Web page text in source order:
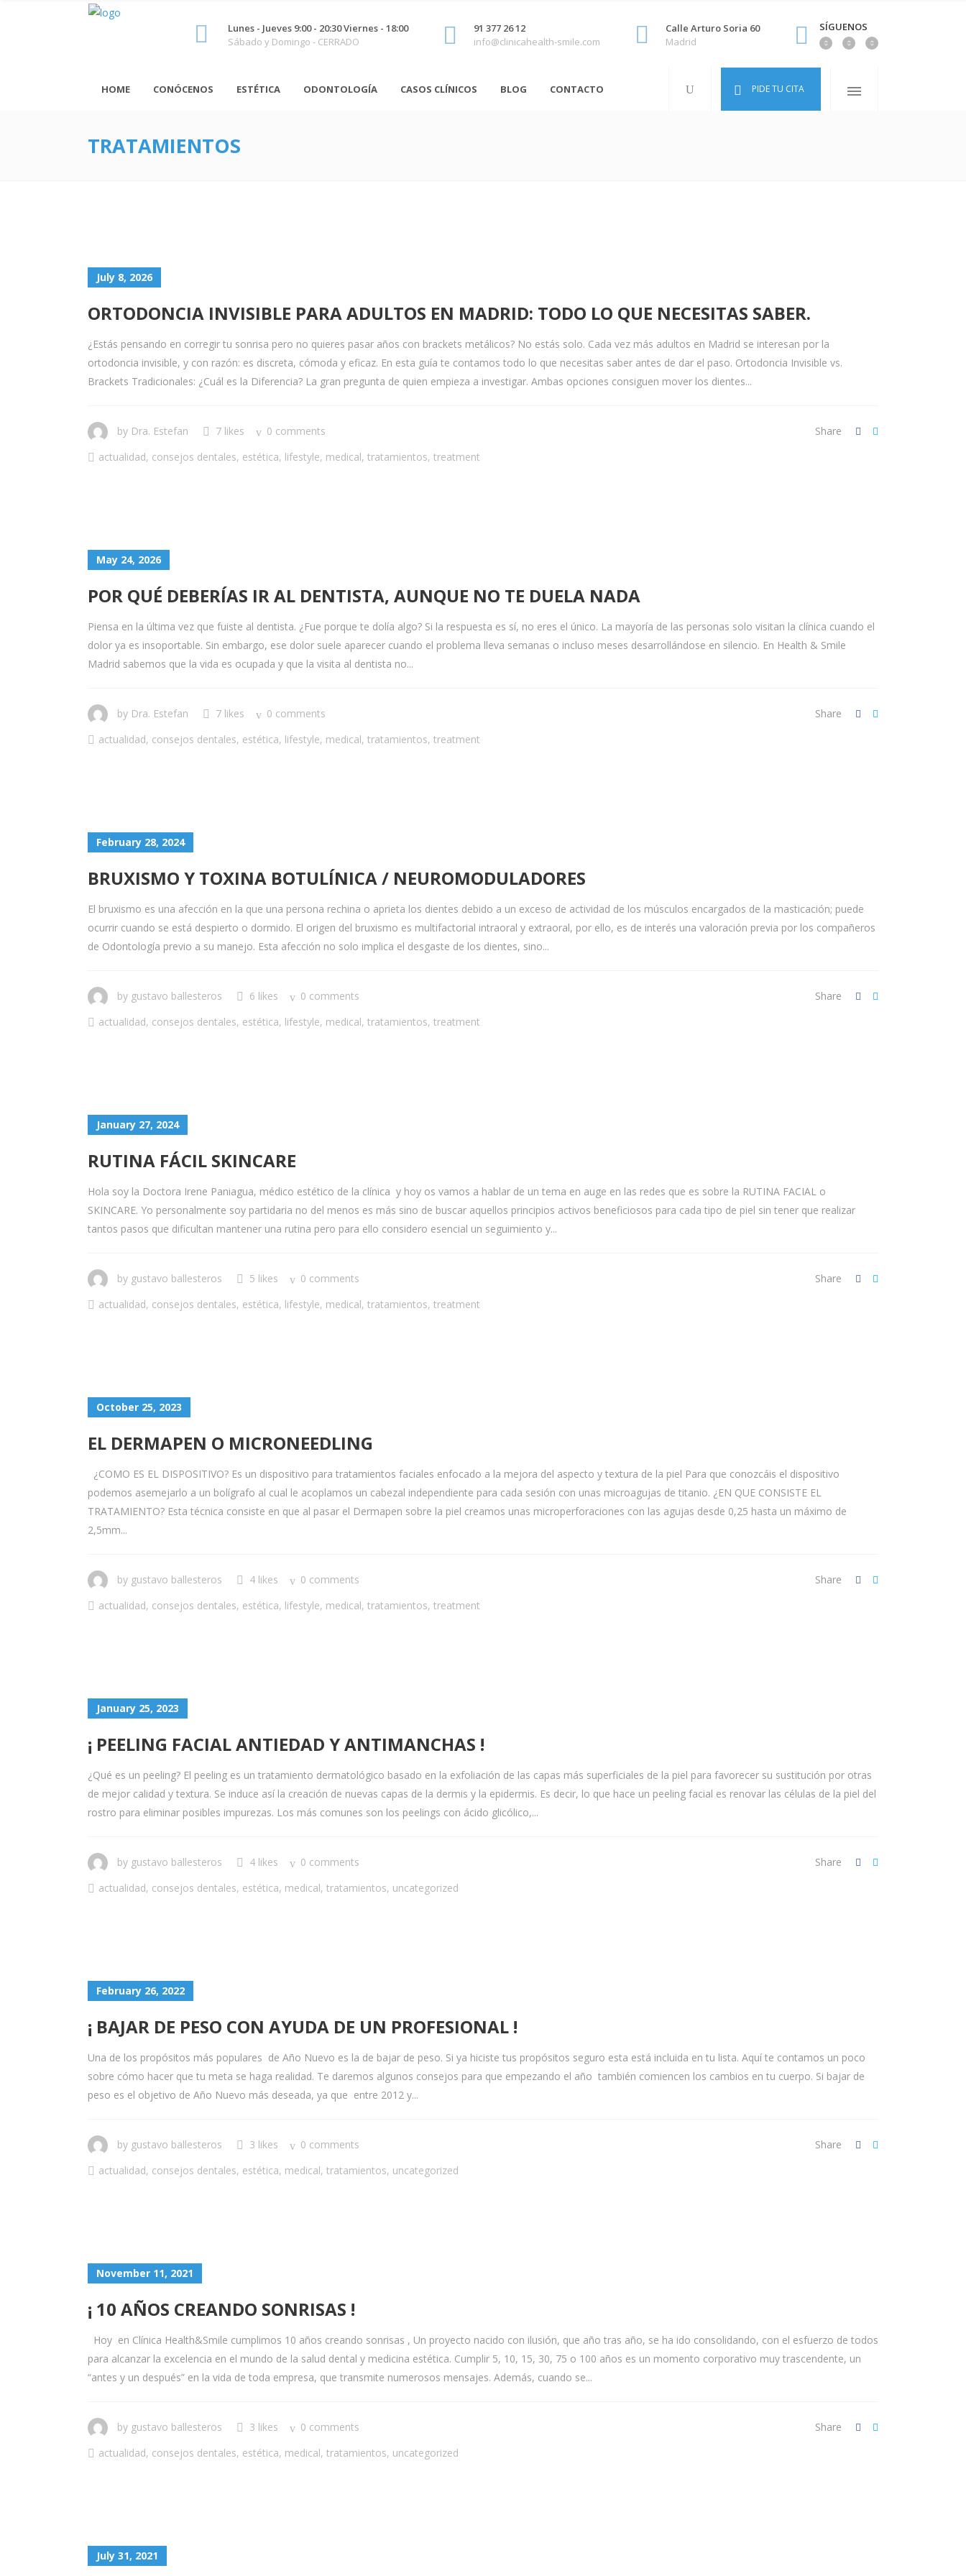
Lunes - Jueves 9:00 - 20:30 Viernes - 18:00
Sábado y Domingo - CERRADO
91 377 26 12
info@clinicahealth-smile.com
Calle Arturo Soria 60
Madrid
SÍGUENOS
HOME CONÓCENOS ESTÉTICA ODONTOLOGÍA CASOS CLÍNICOS BLOG CONTACTO PIDE TU CITA
TRATAMIENTOS
July 8, 2026
ORTODONCIA INVISIBLE PARA ADULTOS EN MADRID: TODO LO QUE NECESITAS SABER.
¿Estás pensando en corregir tu sonrisa pero no quieres pasar años con brackets metálicos? No estás solo. Cada vez más adultos en Madrid se interesan por la
ortodoncia invisible, y con razón: es discreta, cómoda y eficaz. En esta guía te contamos todo lo que necesitas saber antes de dar el paso. Ortodoncia Invisible vs.
Brackets Tradicionales: ¿Cuál es la Diferencia? La gran pregunta de quien empieza a investigar. Ambas opciones consiguen mover los dientes...
by Dra. Estefan 7 likes
0 comments
actualidad, consejos dentales, estética, lifestyle, medical, tratamientos, treatment
Share
May 24, 2026
POR QUÉ DEBERÍAS IR AL DENTISTA, AUNQUE NO TE DUELA NADA
Piensa en la última vez que fuiste al dentista. ¿Fue porque te dolía algo? Si la respuesta es sí, no eres el único. La mayoría de las personas solo visitan la clínica cuando el
dolor ya es insoportable. Sin embargo, ese dolor suele aparecer cuando el problema lleva semanas o incluso meses desarrollándose en silencio. En Health & Smile
Madrid sabemos que la vida es ocupada y que la visita al dentista no...
by Dra. Estefan 7 likes
0 comments
actualidad, consejos dentales, estética, lifestyle, medical, tratamientos, treatment
Share
February 28, 2024
BRUXISMO Y TOXINA BOTULÍNICA / NEUROMODULADORES
El bruxismo es una afección en la que una persona rechina o aprieta los dientes debido a un exceso de actividad de los músculos encargados de la masticación; puede
ocurrir cuando se está despierto o dormido. El origen del bruxismo es multifactorial intraoral y extraoral, por ello, es de interés una valoración previa por los compañeros
de Odontología previo a su manejo. Esta afección no solo implica el desgaste de los dientes, sino...
by gustavo ballesteros 6 likes
0 comments
actualidad, consejos dentales, estética, lifestyle, medical, tratamientos, treatment
Share
January 27, 2024
RUTINA FÁCIL SKINCARE
Hola soy la Doctora Irene Paniagua, médico estético de la clínica y hoy os vamos a hablar de un tema en auge en las redes que es sobre la RUTINA FACIAL o
SKINCARE. Yo personalmente soy partidaria no del menos es más sino de buscar aquellos principios activos beneficiosos para cada tipo de piel sin tener que realizar
tantos pasos que dificultan mantener una rutina pero para ello considero esencial un seguimiento y...
by gustavo ballesteros 5 likes
0 comments
actualidad, consejos dentales, estética, lifestyle, medical, tratamientos, treatment
Share
October 25, 2023
EL DERMAPEN O MICRONEEDLING
¿COMO ES EL DISPOSITIVO? Es un dispositivo para tratamientos faciales enfocado a la mejora del aspecto y textura de la piel Para que conozcáis el dispositivo
podemos asemejarlo a un bolígrafo al cual le acoplamos un cabezal independiente para cada sesión con unas microagujas de titanio. ¿EN QUE CONSISTE EL
TRATAMIENTO? Esta técnica consiste en que al pasar el Dermapen sobre la piel creamos unas microperforaciones con las agujas desde 0,25 hasta un máximo de
2,5mm...
by gustavo ballesteros 4 likes
0 comments
actualidad, consejos dentales, estética, lifestyle, medical, tratamientos, treatment
Share
January 25, 2023
¡ PEELING FACIAL ANTIEDAD Y ANTIMANCHAS !
¿Qué es un peeling? El peeling es un tratamiento dermatológico basado en la exfoliación de las capas más superficiales de la piel para favorecer su sustitución por otras
de mejor calidad y textura. Se induce así la creación de nuevas capas de la dermis y la epidermis. Es decir, lo que hace un peeling facial es renovar las células de la piel del
rostro para eliminar posibles impurezas. Los más comunes son los peelings con ácido glicólico,...
by gustavo ballesteros 4 likes
0 comments
actualidad, consejos dentales, estética, medical, tratamientos, uncategorized
Share
February 26, 2022
¡ BAJAR DE PESO CON AYUDA DE UN PROFESIONAL !
Una de los propósitos más populares de Año Nuevo es la de bajar de peso. Si ya hiciste tus propósitos seguro esta está incluida en tu lista. Aquí te contamos un poco
sobre cómo hacer que tu meta se haga realidad. Te daremos algunos consejos para que empezando el año también comiencen los cambios en tu cuerpo. Si bajar de
peso es el objetivo de Año Nuevo más deseada, ya que entre 2012 y...
by gustavo ballesteros 3 likes
0 comments
actualidad, consejos dentales, estética, medical, tratamientos, uncategorized
Share
November 11, 2021
¡ 10 AÑOS CREANDO SONRISAS !
Hoy en Clínica Health&Smile cumplimos 10 años creando sonrisas , Un proyecto nacido con ilusión, que año tras año, se ha ido consolidando, con el esfuerzo de todos
para alcanzar la excelencia en el mundo de la salud dental y medicina estética. Cumplir 5, 10, 15, 30, 75 o 100 años es un momento corporativo muy trascendente, un
“antes y un después” en la vida de toda empresa, que transmite numerosos mensajes. Además, cuando se...
by gustavo ballesteros 3 likes
0 comments
actualidad, consejos dentales, estética, medical, tratamientos, uncategorized
Share
July 31, 2021